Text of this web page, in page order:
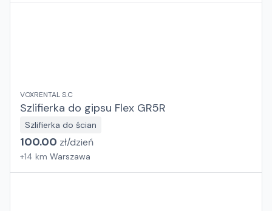
VOXRENTAL S.C
Szlifierka do gipsu Flex GR5R
Szlifierka do ścian
100.00 zł/dzień
+14 km Warszawa